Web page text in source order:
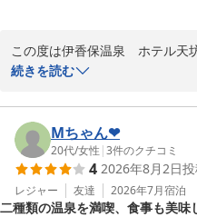
この度は伊香保温泉　ホテル天
うございます。
嬉しく存じます。当館自慢のバ
寛ぎいただけましたら幸いです。
また伊香保へお越しの際は、ぜ
お客様のまたのお越しをスタッ
す。今回いただきました温かい
続きを読む
Mちゃん❤︎
20代/女性 |3件のクチコミ
4 2026年8月2日
レジャー 友達 2026年7月宿泊
二種類の温泉を満喫、食事も美味